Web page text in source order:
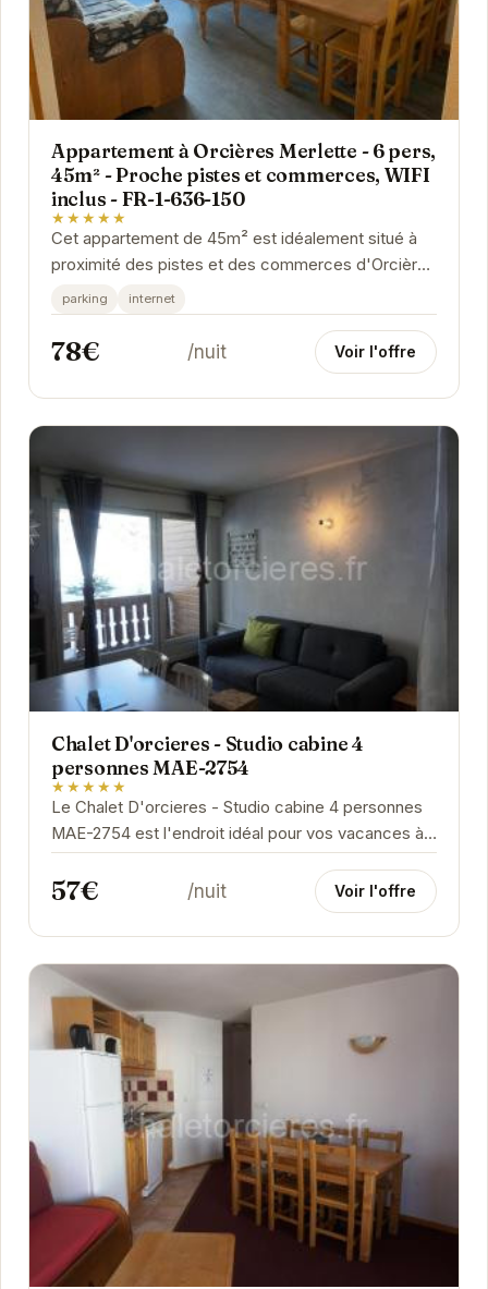
Appartement à Orcières Merlette - 6 pers,
45m² - Proche pistes et commerces, WIFI
inclus - FR-1-636-150
★★★★★
Cet appartement de 45m² est idéalement situé à
proximité des pistes et des commerces d'Orcières
Merlette. Pouvant accueillir jusqu'à 6...
parking internet
78€ /nuit Voir l'offre
Chalet D'orcieres - Studio cabine 4
personnes MAE-2754
★★★★★
Le Chalet D'orcieres - Studio cabine 4 personnes
MAE-2754 est l'endroit idéal pour vos vacances à
la montagne. Situé à Orcières, il offre un...
57€ /nuit Voir l'offre